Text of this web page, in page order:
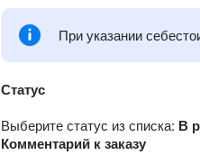
При указании
Статус
Выберите статус из списка: В
Комментарий к заказу